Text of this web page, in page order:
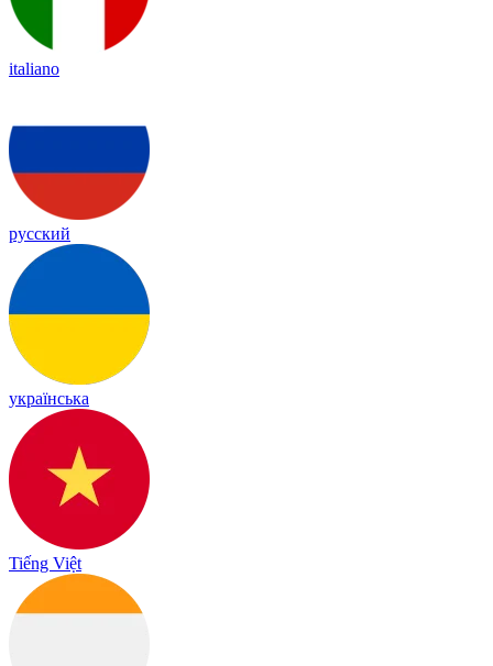
italiano
русский
українська
Tiếng Việt